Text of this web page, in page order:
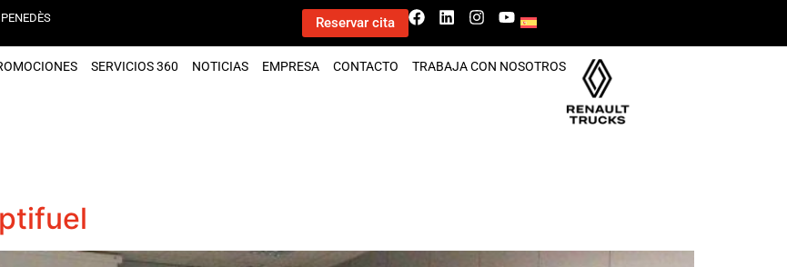
PENEDÈS Reservar cita
SERVICIOS 360 NOTICIAS EMPRESA CONTACTO TRABAJA CON NOSOTROS